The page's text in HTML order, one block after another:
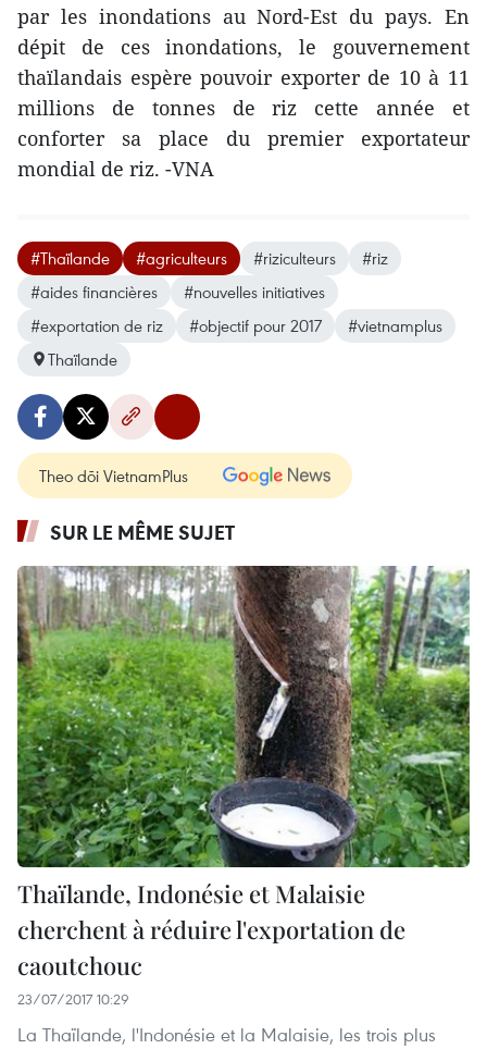
par les inondations au Nord-Est du pays. En
dépit de ces inondations, le gouvernement
thaïlandais espère pouvoir exporter de 10 à 11
millions de tonnes de riz cette année et
conforter sa place du premier exportateur
mondial de riz. -VNA
#Thaïlande #agriculteurs #riziculteurs
#riz
#aides financières
#nouvelles initiatives
#exportation de riz
#objectif pour 2017
#vietnamplus
Thaïlande
Theo dõi VietnamPlus
SUR LE MÊME SUJET
Thaïlande, Indonésie et Malaisie
cherchent à réduire l'exportation de
caoutchouc
23/07/2017 10:29
La Thaïlande, l'Indonésie et la Malaisie, les trois plus